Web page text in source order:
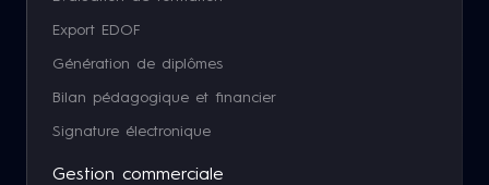
Export EDOF
Génération de diplômes
Bilan pédagogique et financier
Signature électronique
Gestion commerciale